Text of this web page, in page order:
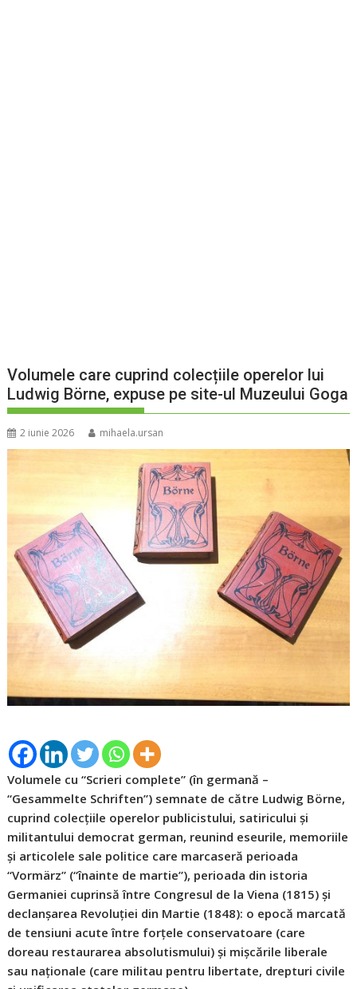
Volumele care cuprind colecțiile operelor lui
Ludwig Börne, expuse pe site-ul Muzeului Goga
2 iunie 2026 mihaela.ursan
Volumele cu “Scrieri complete” (în germană –
“Gesammelte Schriften”) semnate de către Ludwig Börne,
cuprind colecțiile operelor publicistului, satiricului și
militantului democrat german, reunind eseurile, memoriile
și articolele sale politice care marcaseră perioada
“Vormärz” (“înainte de martie”), perioada din istoria
Germaniei cuprinsă între Congresul de la Viena (1815) și
declanșarea Revoluției din Martie (1848): o epocă marcată
de tensiuni acute între forțele conservatoare (care
doreau restaurarea absolutismului) și mișcările liberale
sau naționale (care militau pentru libertate, drepturi civile